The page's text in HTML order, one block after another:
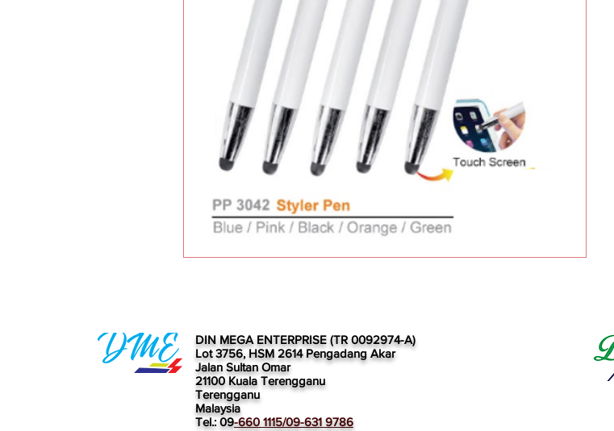
DIN MEGA ENTERPRISE (TR 0092974-A)
Lot 3756, HSM 2614 Pengadang Akar
Jalan Sultan Omar
21100 Kuala Terengganu
Terengganu
Malaysia
Tel.: 09-660 1115/09-631 9786